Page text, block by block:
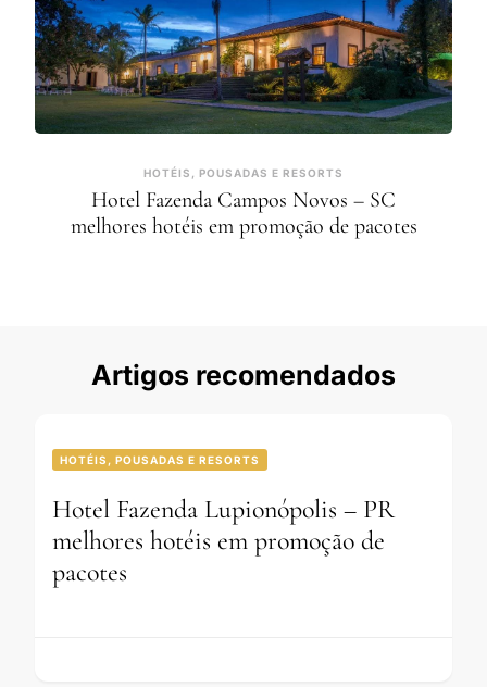
HOTÉIS, POUSADAS E RESORTS
Hotel Fazenda Campos Novos – SC
melhores hotéis em promoção de pacotes
Artigos recomendados
HOTÉIS, POUSADAS E RESORTS
Hotel Fazenda Lupionópolis – PR
melhores hotéis em promoção de
pacotes